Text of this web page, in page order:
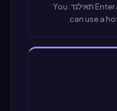
Enter any hotel name and address in תאילנד. You
can use a